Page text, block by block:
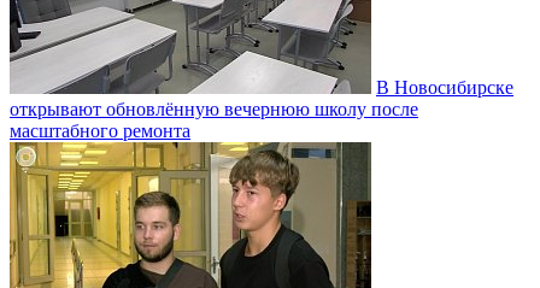
В Новосибирске
открывают обновлённую вечернюю школу после
масштабного ремонта